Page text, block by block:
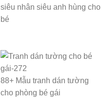
siêu nhân siêu anh hùng cho
bé
88+ Mẫu tranh dán tường
cho phòng bé gái